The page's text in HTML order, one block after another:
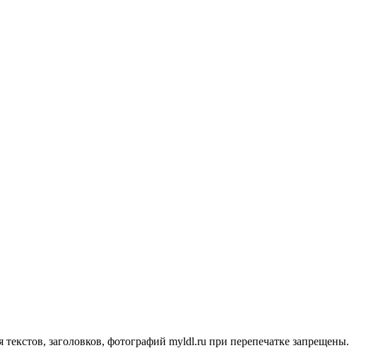
заголовков, фотографий myldl.ru при перепечатке запрещены.